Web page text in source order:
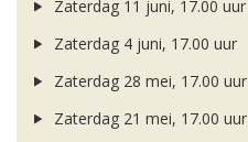
Zaterdag 11 juni, 17.00 uur
Zaterdag 4 juni, 17.00 uur
Zaterdag 28 mei, 17.00 uur
Zaterdag 21 mei, 17.00 uur